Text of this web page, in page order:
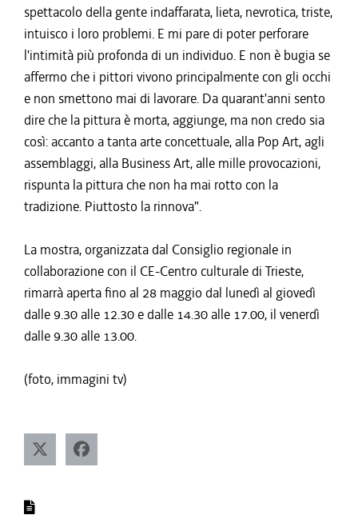
spettacolo della gente indaffarata, lieta, nevrotica, triste,
intuisco i loro problemi. E mi pare di poter perforare
l'intimità più profonda di un individuo. E non è bugia se
affermo che i pittori vivono principalmente con gli occhi
e non smettono mai di lavorare. Da quarant'anni sento
dire che la pittura è morta, aggiunge, ma non credo sia
così: accanto a tanta arte concettuale, alla Pop Art, agli
assemblaggi, alla Business Art, alle mille provocazioni,
rispunta la pittura che non ha mai rotto con la
tradizione. Piuttosto la rinnova".
La mostra, organizzata dal Consiglio regionale in
collaborazione con il CE-Centro culturale di Trieste,
rimarrà aperta fino al 28 maggio dal lunedì al giovedì
dalle 9.30 alle 12.30 e dalle 14.30 alle 17.00, il venerdì
dalle 9.30 alle 13.00.
(foto, immagini tv)